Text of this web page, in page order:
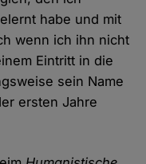
habe und mit
wenn ich ihn nicht
Eintritt in die
sein Name
ersten Jahre